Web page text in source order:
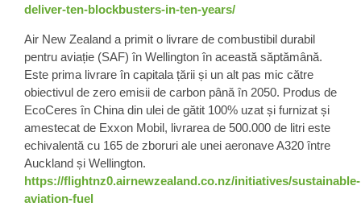
deliver-ten-blockbusters-in-ten-years/
Air New Zealand a primit o livrare de combustibil durabil
pentru aviație (SAF) în Wellington în această săptămână.
Este prima livrare în capitala țării și un alt pas mic către
obiectivul de zero emisii de carbon până în 2050. Produs de
EcoCeres în China din ulei de gătit 100% uzat și furnizat și
amestecat de Exxon Mobil, livrarea de 500.000 de litri este
echivalentă cu 165 de zboruri ale unei aeronave A320 între
Auckland și Wellington.
https://flightnz0.airnewzealand.co.nz/initiatives/sustainable-
aviation-fuel